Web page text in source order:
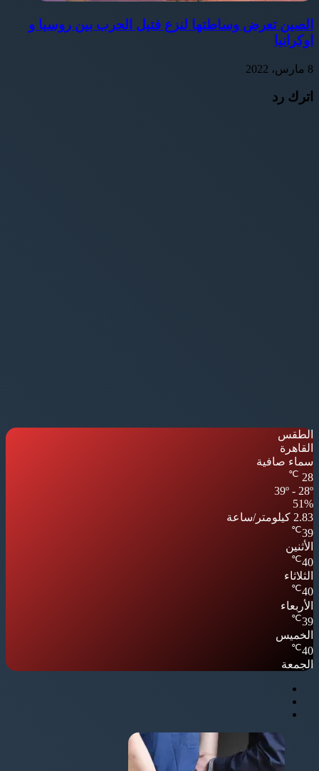
الصين تعرض وساطتها لنزع فتيل الحرب بين روسيا و
اوكرانيا
8 مارس، 2022
اترك رد
الطقس
القاهرة
سماء صافية
28
℃
39º - 28º
51%
2.83 كيلومتر/ساعة
39
℃
الأثنين
40
℃
الثلاثاء
40
℃
الأربعاء
39
℃
الخميس
40
℃
الجمعة